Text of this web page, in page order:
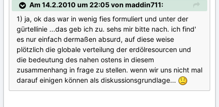
Am 14.2.2010 um 22:05 von maddin711:
1) ja, ok das war in wenig fies formuliert und unter der
gürtellinie ...das geb ich zu. sehs mir bitte nach. ich find'
es nur einfach dermaßen absurd, auf diese weise
plötzlich die globale verteilung der erdölresourcen und
die bedeutung des nahen ostens in diesem
zusammenhang in frage zu stellen. wenn wir uns nicht mal
darauf einigen können als diskussionsgrundlage...